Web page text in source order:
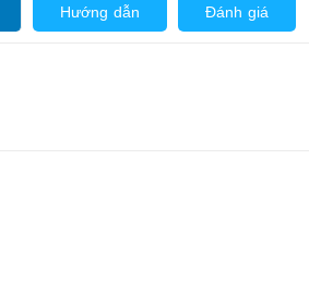
Hướng dẫn Đánh giá